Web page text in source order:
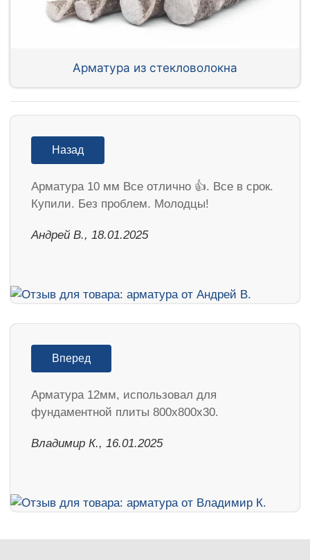
Арматура из стекловолокна
Назад
Арматура 10 мм Все отлично 👍. Все в срок.
Купили. Без проблем. Молодцы!
Андрей В., 18.01.2025
Вперед
Арматура 12мм, использовал для
фундаментной плиты 800х800х30.
Владимир К., 16.01.2025